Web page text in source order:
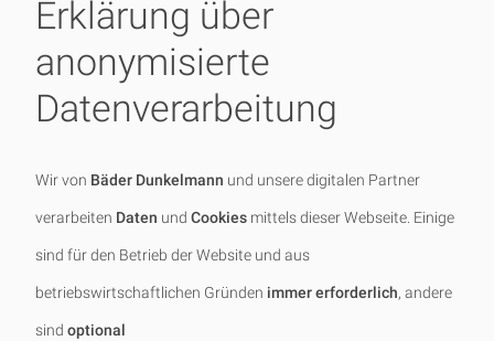
Senden Sie gerne eine Skizze
Ihres Vorhabens.
cloud_upload Datei auswählen
Bitte beantworten Sie noch die
Sicherheitsfrage gegen Spam-
Mails. Vielen Dank!
Wie lautet das KfZ-Kennzeichen
Erklärung über
anonymisierte
Datenverarbeitung
Wir von Bäder Dunkelmann und unsere digitalen Partner
verarbeiten Daten und Cookies mittels dieser Webseite. Einige
sind für den Betrieb der Website und aus
betriebswirtschaftlichen Gründen immer erforderlich, andere
sind optional